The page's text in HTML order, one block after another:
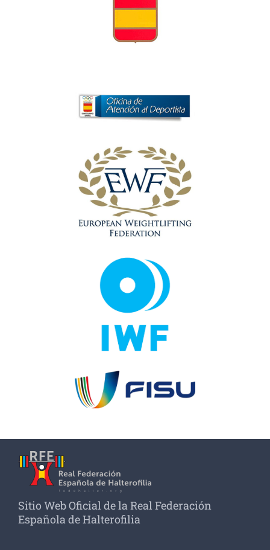
Sitio Web Oficial de la Real Federación
Española de Halterofilia